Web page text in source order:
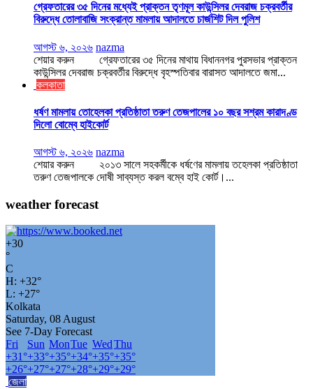
গ্রেফতারের ৩৫ দিনের মধ্যেই প্রাক্তন তৃণমূল কাউন্সিলর দেবরাজ চক্রবর্তীর
বিরুদ্ধে তোলাবাজি সংক্রান্ত মামলায় আদালতে চার্জশিট দিল পুলিশ
আগস্ট ৬, ২০২৬ nazma
শেয়ার করুন গ্রেফতারের ৩৫ দিনের মাথায় বিধাননগর পুরসভার প্রাক্তন
কাউন্সিলর দেবরাজ চক্রবর্তীর বিরুদ্ধে বৃহস্পতিবার বারাসত আদালতে জমা...
কলকাতা
ধর্ষণ মামলায় তোহেলকা প্রতিষ্ঠাতা তরুণ তেজপালের ১০ বছর সশ্রম কারাদণ্ড
দিলো বোম্বে হাইকোর্ট
আগস্ট ৬, ২০২৬ nazma
শেয়ার করুন ২০১৩ সালে সহকর্মীকে ধর্ষণের মামলায় তহেলকা প্রতিষ্ঠাতা
তরুণ তেজপালকে দোষী সাব্যস্ত করল বম্বে হাই কোর্ট।...
weather forecast
+30
°
C
H: +32°
L: +27°
Kolkata
Saturday, 08 August
See 7-Day Forecast
Fri
Sun MonTue WedThu
+31°+33°+35°+34°+35°+35°
+26°+27°+27°+28°+29°+29°
জেলা